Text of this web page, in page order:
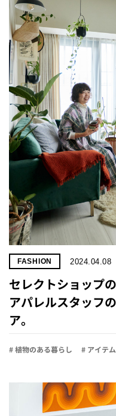
FASHION 2024.04.08
セレクトショップ
アパレルスタッフ
ア。
# 植物のある暮らし # アイテ